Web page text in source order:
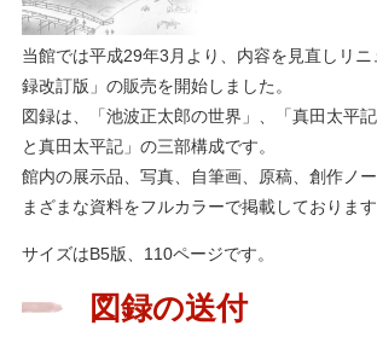
当館では平成29年3月より、内容を見直しリニ
録改訂版」の販売を開始しました。
図録は、「池波正太郎の世界」、「真田太平
と真田太平記」の三部構成です。
館内の展示品、写真、自筆画、原稿、創作ノ
まざまな資料をフルカラーで掲載しております
サイズはB5版、110ページです。
図録の送付